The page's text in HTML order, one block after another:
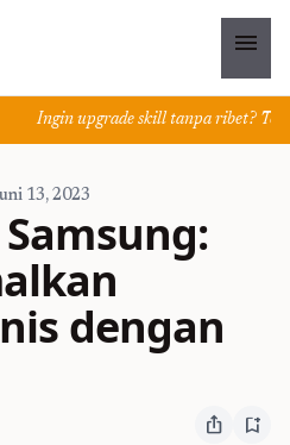
menu
Ingin upgrade skill tanpa ribet?
13, 2023
dengan
ios_share bookmark_add